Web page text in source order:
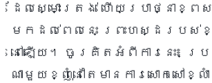
ដែលស្មោះត្រង់ ហើយប្រាថ្នាខ្
មកដល់ពេលនេះ ព្រះហស្ដរបស់ខ្
នៅឡើយ។ ចូរគិតអំពីការនេះ៖ ប្រ
ណាមួយខ្ញុំនៅតែមានការសោកសៅខ្